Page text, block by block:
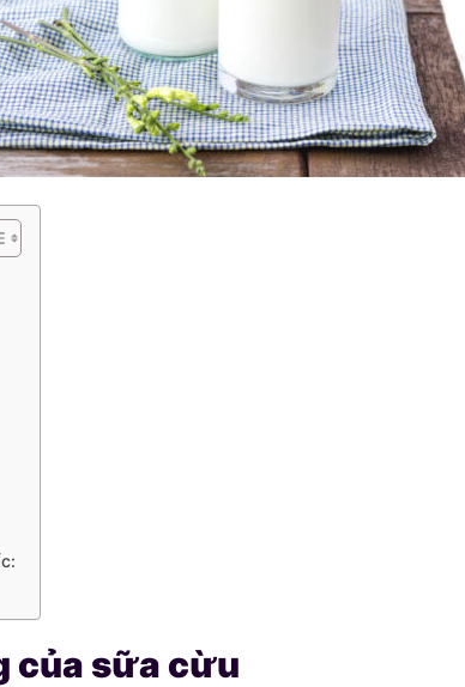
của sữa cừu